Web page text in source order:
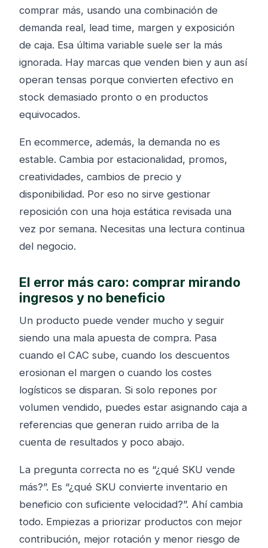
comprar más, usando una combinación de
demanda real, lead time, margen y exposición
de caja. Esa última variable suele ser la más
ignorada. Hay marcas que venden bien y aun así
operan tensas porque convierten efectivo en
stock demasiado pronto o en productos
equivocados.
En ecommerce, además, la demanda no es
estable. Cambia por estacionalidad, promos,
creatividades, cambios de precio y
disponibilidad. Por eso no sirve gestionar
reposición con una hoja estática revisada una
vez por semana. Necesitas una lectura continua
del negocio.
El error más caro: comprar mirando
ingresos y no beneficio
Un producto puede vender mucho y seguir
siendo una mala apuesta de compra. Pasa
cuando el CAC sube, cuando los descuentos
erosionan el margen o cuando los costes
logísticos se disparan. Si solo repones por
volumen vendido, puedes estar asignando caja a
referencias que generan ruido arriba de la
cuenta de resultados y poco abajo.
La pregunta correcta no es “¿qué SKU vende
más?”. Es “¿qué SKU convierte inventario en
beneficio con suficiente velocidad?”. Ahí cambia
todo. Empiezas a priorizar productos con mejor
contribución, mejor rotación y menor riesgo de